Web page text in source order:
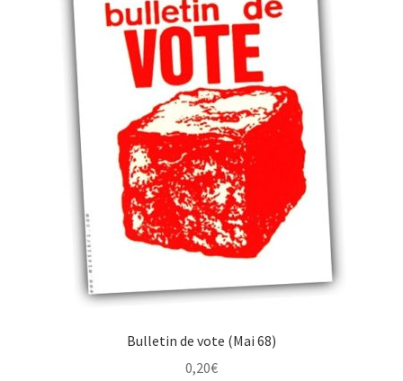
À propos
Bulletin de vote (Mai 68)
0,20€